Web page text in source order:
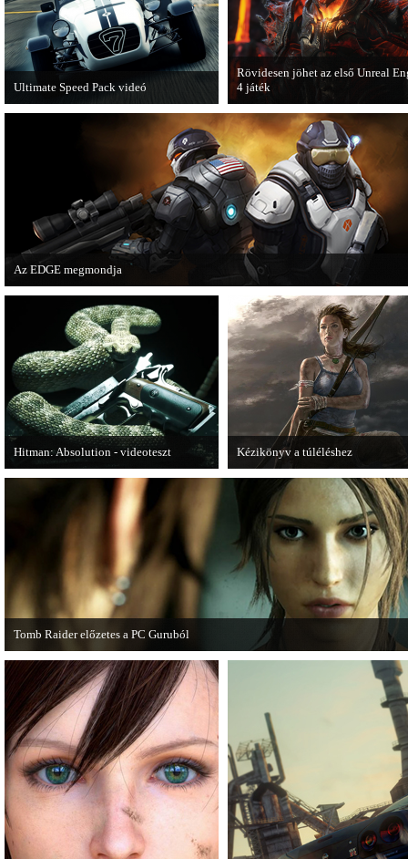
Ultimate Speed Pack videó
Már elérhető a Need for Speed Most
Wanted első nagyobb kiegészítő
Rövidesen jöhet az első Unreal
4 játék
A Zombie Studios készölő játéka
Epic Games legújabb motorját, az
Unreal Engine 4-et fogja
Az EDGE megmondja
Az egyik leghíresebb játékmagazin, az EDGE is elmondja, hogy szerinte melyek
voltak idén a legjobb játékok.
Hitman: Absolution - videoteszt
A PC Gurutól Bate és Chris mutatják be
a legújabb Hitmant.
Kézikönyv a túléléshez
A Tomb Raider sem ússza meg a
manapság már kötelező
Tomb Raider előzetes a PC Guruból
A PC Guru friss számában több oldalon olvashatunk az új Tomb Raiderről, mely
cikkből most egy részletet online is közzétettek.